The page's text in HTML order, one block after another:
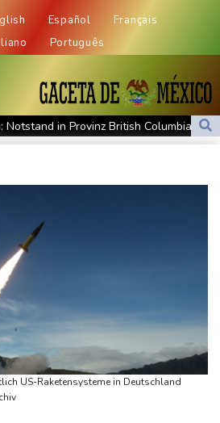
Español
Français
Português
Notstand in Provinz British Columbia
in British Columbia ausgerufen -
zur Drohensicherheit in Deutschland
in Streit um Straße von Hormus
Staatschef De la Espriella von
macht gesamte Vorbereitung mit
US-Raketensysteme in Deutschland